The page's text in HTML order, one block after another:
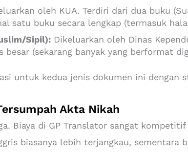
oleh KUA. Terdiri dari dua buku
satu buku secara lengkap (termasuk
Sipil): Dikeluarkan oleh Dinas
besar (sekarang banyak yang berformat
untuk kedua jenis dokumen ini
Akta Nikah
Biaya di GP Translator sangat
biasanya lebih terjangkau,